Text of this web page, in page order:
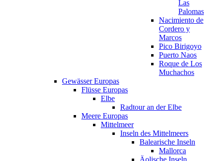
Las
Palomas
Nacimiento de
Cordero y
Marcos
Pico Birigoyo
Puerto Naos
Roque de Los
Muchachos
Gewässer Europas
Flüsse Europas
Elbe
Radtour an der Elbe
Meere Europas
Mittelmeer
Inseln des Mittelmeers
Balearische Inseln
Mallorca
Äolische Inseln